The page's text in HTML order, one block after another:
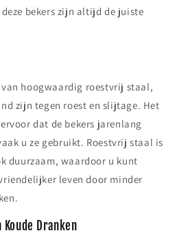
bekers zijn altijd de juiste
van hoogwaardig roestvrij staal,
zijn tegen roest en slijtage. Het
dat de bekers jarenlang
u ze gebruikt. Roestvrij staal is
duurzaam, waardoor u kunt
leven door minder
Dranken